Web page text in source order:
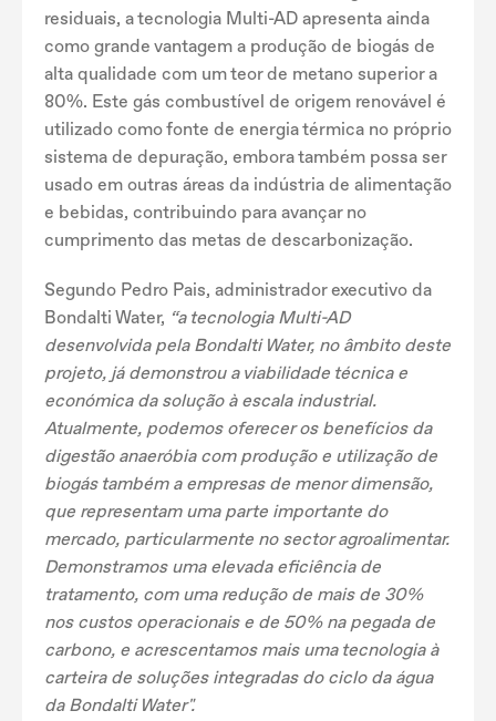
residuais, a tecnologia Multi-AD apresenta ainda
como grande vantagem a produção de biogás de
alta qualidade com um teor de metano superior a
80%. Este gás combustível de origem renovável é
utilizado como fonte de energia térmica no próprio
sistema de depuração, embora também possa ser
usado em outras áreas da indústria de alimentação
e bebidas, contribuindo para avançar no
cumprimento das metas de descarbonização.
Segundo Pedro Pais, administrador executivo da
Bondalti Water, “a tecnologia Multi-AD
desenvolvida pela Bondalti Water, no âmbito deste
projeto, já demonstrou a viabilidade técnica e
económica da solução à escala industrial.
Atualmente, podemos oferecer os benefícios da
digestão anaeróbia com produção e utilização de
biogás também a empresas de menor dimensão,
que representam uma parte importante do
mercado, particularmente no sector agroalimentar.
Demonstramos uma elevada eficiência de
tratamento, com uma redução de mais de 30%
nos custos operacionais e de 50% na pegada de
carbono, e acrescentamos mais uma tecnologia à
carteira de soluções integradas do ciclo da água
da Bondalti Water".